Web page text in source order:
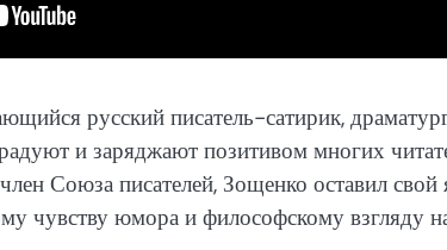
русский писатель-сатирик,
и заряджают позитивом многих
Союза писателей, Зощенко оставил свой
чувству юмора и философскому взгляду